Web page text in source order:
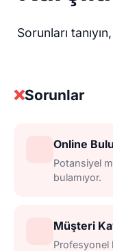
Sorunları
❌Sorunlar
Online
Potansiyel
bulamıyor.
Müşteri
Profesyonel